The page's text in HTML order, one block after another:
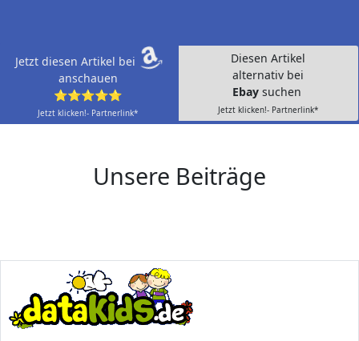
Jetzt diesen Artikel bei
anschauen
⭐⭐⭐⭐⭐
Jetzt klicken!- Partnerlink*
Diesen Artikel
alternativ bei
Ebay suchen
Jetzt klicken!- Partnerlink*
Unsere Beiträge